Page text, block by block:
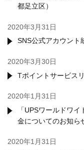
都足立区）
2020年3月31日
SNS公式アカウント
2020年3月30日
Tポイントサービス
2020年1月31日
「UPSワールドワ
金についてのお知ら
2020年1月31日